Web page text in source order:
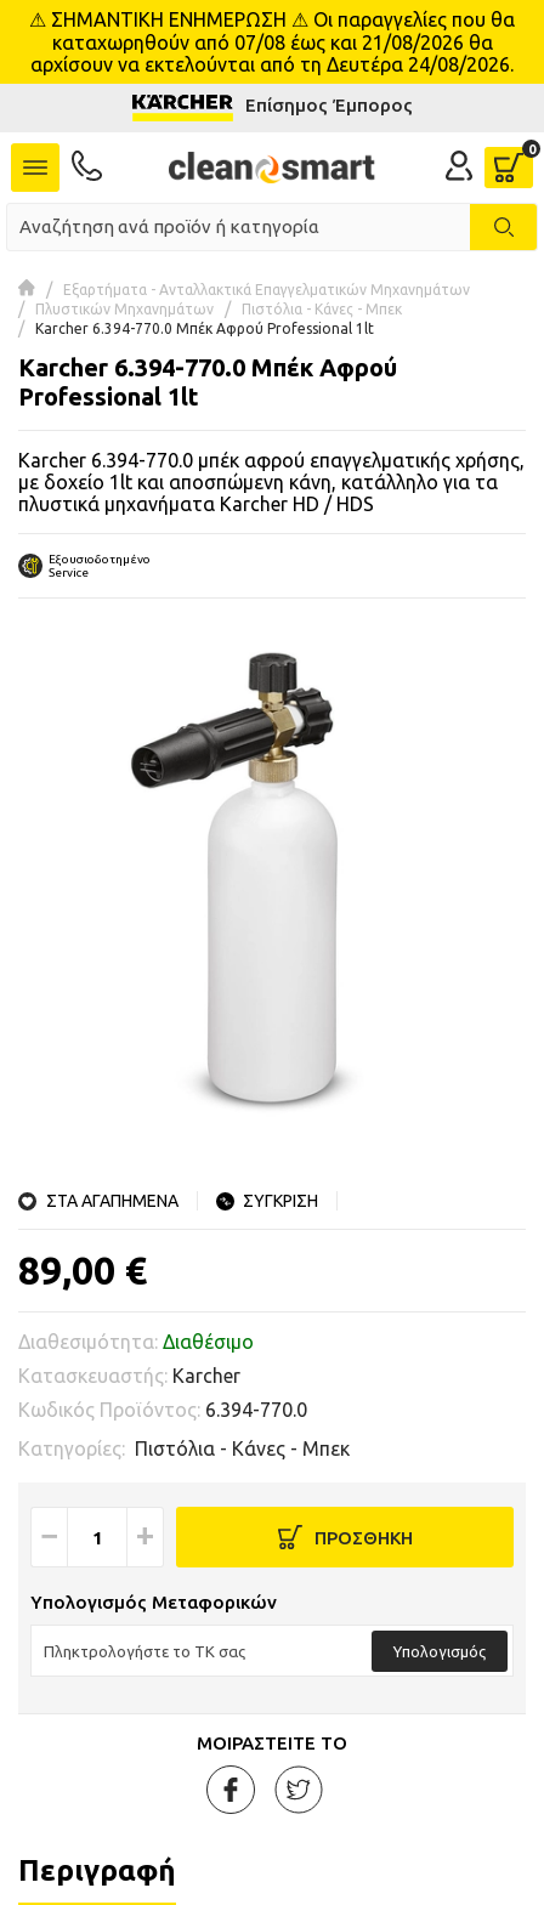
menu
⚠ ΣΗΜΑΝΤΙΚΗ ΕΝΗΜΕΡΩΣΗ ⚠ Οι παραγγελίες που θα
καταχωρηθούν από 07/08 έως και 21/08/2026 θα
αρχίσουν να εκτελούνται από τη Δευτέρα 24/08/2026.
Επίσημος Έμπορος
Εξαρτήματα - Ανταλλακτικά Επαγγελματικών Μηχανημάτων
Πλυστικών Μηχανημάτων
Πιστόλια - Κάνες - Μπεκ
Karcher 6.394-770.0 Μπέκ Αφρού Professional 1lt
Karcher 6.394-770.0 Μπέκ Αφρού
Professional 1lt
Karcher 6.394-770.0 μπέκ αφρού επαγγελματικής χρήσης,
με δοχείο 1lt και αποσπώμενη κάνη, κατάλληλο για τα
πλυστικά μηχανήματα Karcher HD / HDS
Εξουσιοδοτημένο
Service
ΣΤΑ ΑΓΑΠΗΜΕΝΑ ΣΥΓΚΡΙΣΗ
89,00 €
Διαθεσιμότητα: Διαθέσιμο
Κατασκευαστής: Karcher
Κωδικός Προϊόντος: 6.394-770.0
Κατηγορίες: Πιστόλια - Κάνες - Μπεκ
− + ΠΡΟΣΘΗΚΗ
Υπολογισμός Μεταφορικών
Υπολογισμός
ΜΟΙΡΑΣΤΕΙΤΕ ΤΟ
Περιγραφή